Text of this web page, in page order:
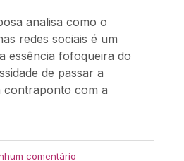
analisa como o
redes sociais é um
essência fofoqueira do
de passar a
com a
comentário